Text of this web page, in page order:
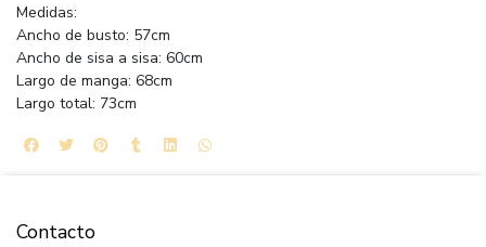
Medidas:
Ancho de busto: 57cm
Ancho de sisa a sisa: 60cm
Largo de manga: 68cm
Largo total: 73cm
Contacto